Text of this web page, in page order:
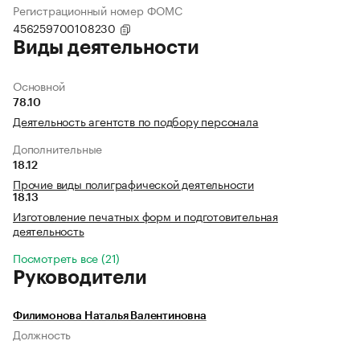
Регистрационный номер ФОМС
456259700108230
Виды деятельности
Основной
78.10
Деятельность агентств по подбору персонала
Дополнительные
18.12
Прочие виды полиграфической деятельности
18.13
Изготовление печатных форм и подготовительная
деятельность
Посмотреть все (21)
Руководители
Филимонова Наталья Валентиновна
Должность